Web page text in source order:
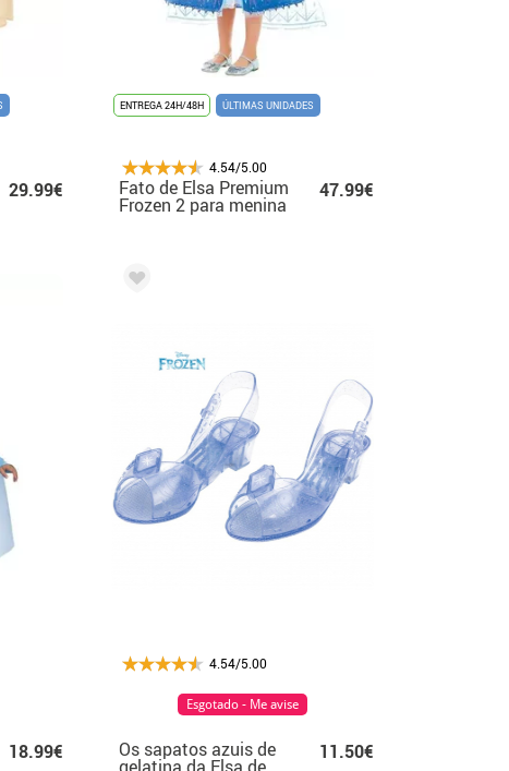
29.99€
ENTREGA 24H/48H ÚLTIMAS UNIDADES
4.54/5.00
Fato de Elsa Premium
Frozen 2 para menina
47.99€
18.99€
4.54/5.00
Os sapatos azuis de 11.50€
Esgotado - Me avise